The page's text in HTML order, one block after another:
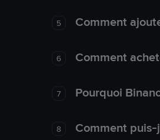
5 Comment
6 Comment
7 Pourquoi
8 Comment